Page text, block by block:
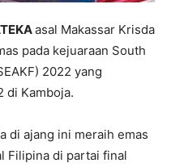
asal Makassar Krisda
pada kejuaraan South
2022 yang
di Kamboja.
di ajang ini meraih emas
Filipina di partai final